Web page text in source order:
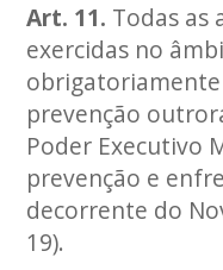
Art. 11. Todas as
exercidas no
prevenção
Poder Executivo
prevenção e
decorrente do
19).